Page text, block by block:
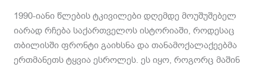
1990-იანი წლების ტკივილები დღემდე მოუშუშებელ
იარად რჩება საქართველოს ისტორიაში, როდესაც
თბილისში ფრონტი გაიხსნა და თანამოქალაქეებმა
ერთმანეთს ტყვია ესროლეს. ეს იყო, როგორც მაშინ